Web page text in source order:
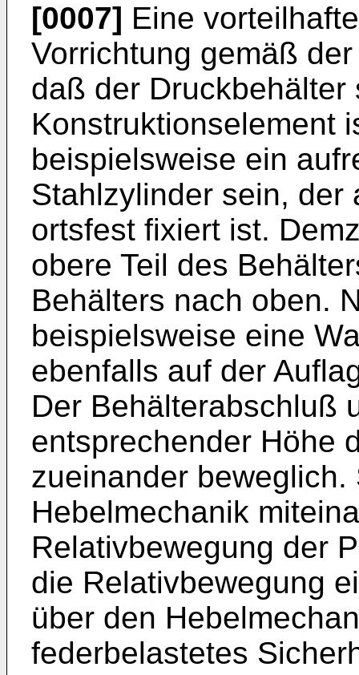
[0007] Eine
Vorrichtung gemäß
daß der Druckbehälter
Konstruktionselement
beispielsweise ein
Stahlzylinder sein, der
ortsfest fixiert ist.
obere Teil des
Behälters nach oben.
beispielsweise eine
ebenfalls auf der
Der Behälter­abschluß
entsprechender Höhe
zueinander
Hebelmechanik
Relativbewegung der
die Relativbewegung
über den
federbelastetes